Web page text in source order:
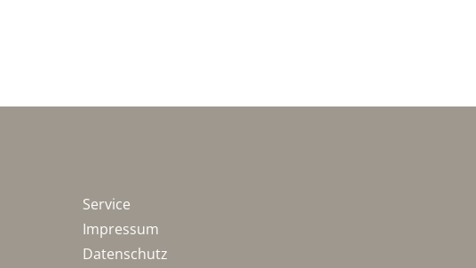
Service
Impressum
Datenschutz